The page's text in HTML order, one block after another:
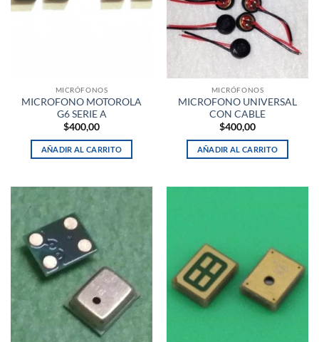
MICRÓFONOS
MICROFONO MOTOROLA
G6 SERIE A
$400,00
AÑADIR AL CARRITO
MICRÓFONOS
MICROFONO UNIVERSAL
CON CABLE
$400,00
AÑADIR AL CARRITO